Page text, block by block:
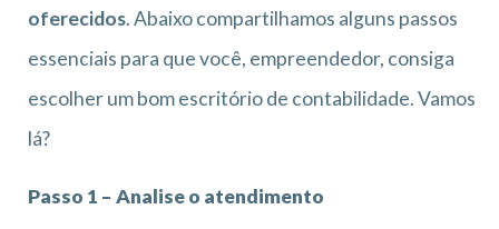
oferecidos. Abaixo compartilhamos alguns passos
essenciais para que você, empreendedor, consiga
escolher um bom escritório de contabilidade. Vamos
lá?
Passo 1 – Analise o atendimento